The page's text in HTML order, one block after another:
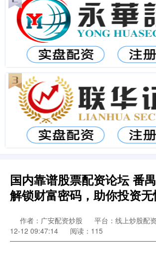
国内靠谱股票配资论坛 番
解锁财富密码，助你投资
作者：广安配资炒股 平台：线上炒股配资
12-12 09:47:14
阅读：115